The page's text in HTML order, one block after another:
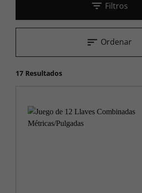
Filtros
17 Resultados
Ordenar